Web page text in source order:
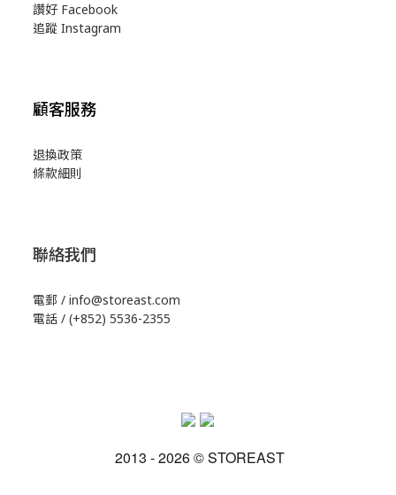
讚好 Facebook
追蹤 Instagram
顧客服務
退換政策
條款細則
聯絡我們
電郵 / info@storeast.com
電話 / (+852) 5536-2355
2013 - 2026 © STOREAST